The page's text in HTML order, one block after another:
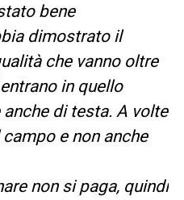
bene
dimostrato il
che vanno oltre
in quello
di testa. A volte
e non anche
non si paga, quindi